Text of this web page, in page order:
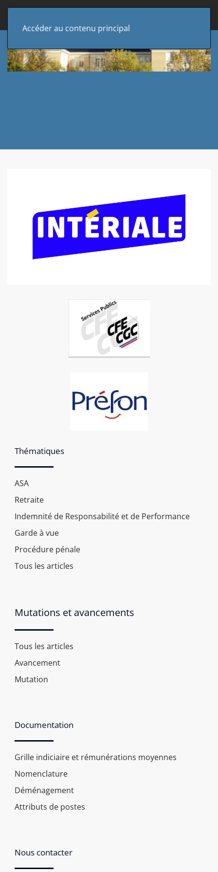
Accéder au contenu principal
Thématiques
ASA
Retraite
Indemnité de Responsabilité et de Performance
Garde à vue
Procédure pénale
Tous les articles
Mutations et avancements
Tous les articles
Avancement
Mutation
Documentation
Grille indiciaire et rémunérations moyennes
Nomenclature
Déménagement
Attributs de postes
Nous contacter